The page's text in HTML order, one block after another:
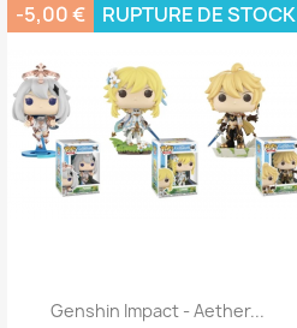
Genshin Impact - Aether...
-5,00 € RUPTURE DE STOCK
Aperçu rapide